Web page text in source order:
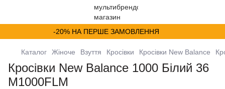
-20% НА ПЕРШЕ ЗАМОВЛЕННЯ
Каталог Жіноче Взуття Кросівки Кросівки New Balance
Кросівки New Balance 1000 Білий 36
M1000FLM